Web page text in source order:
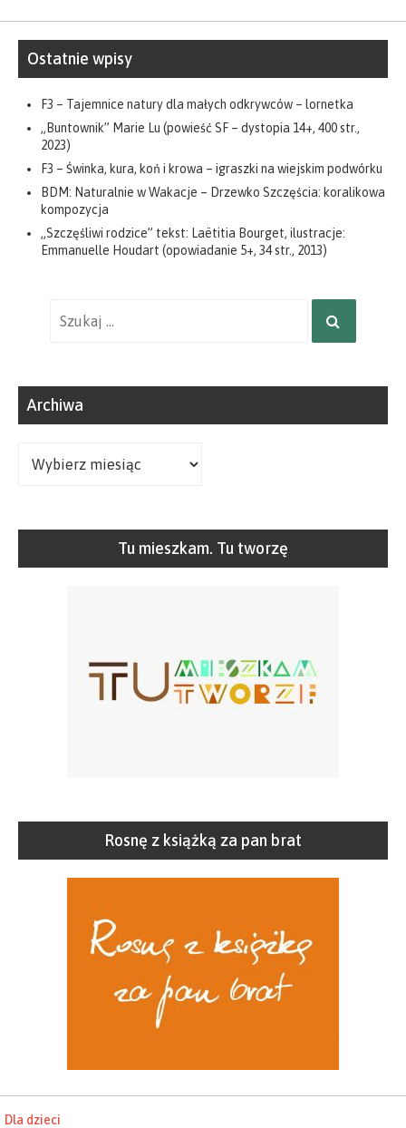
Ostatnie wpisy
F3 – Tajemnice natury dla małych odkrywców – lornetka
„Buntownik” Marie Lu (powieść SF – dystopia 14+, 400 str.,
2023)
F3 – Świnka, kura, koń i krowa – igraszki na wiejskim podwórku
BDM: Naturalnie w Wakacje – Drzewko Szczęścia: koralikowa
kompozycja
„Szczęśliwi rodzice” tekst: Laëtitia Bourget, ilustracje:
Emmanuelle Houdart (opowiadanie 5+, 34 str., 2013)
SZUKAJ
Archiwa
Tu mieszkam. Tu tworzę
Rosnę z książką za pan brat
Dla dzieci